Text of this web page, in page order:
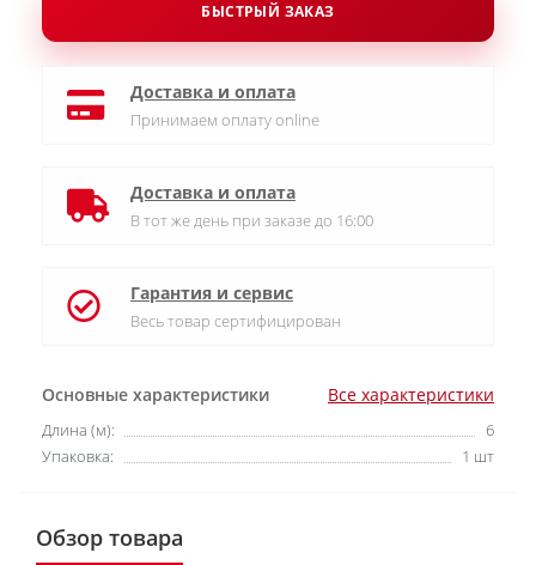
Основные характеристики Все характеристики
Длина (м):
6
Упаковка:
1 шт
БЫСТРЫЙ ЗАКАЗ
Доставка и оплата
Принимаем оплату online
Доставка и оплата
В тот же день при заказе до 16:00
Гарантия и сервис
Весь товар сертифицирован
Обзор товара